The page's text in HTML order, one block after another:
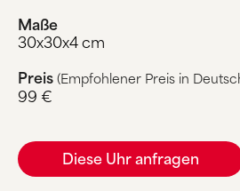
Maße
30x30x4 cm
Preis(Empfohlener Preis in
99 €
Diese Uhr anfragen